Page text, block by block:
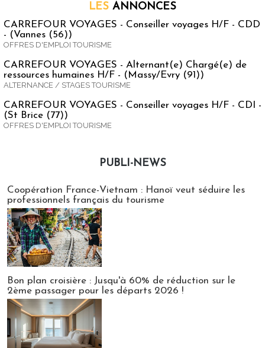
LES ANNONCES
CARREFOUR VOYAGES - Conseiller voyages H/F - CDD
- (Vannes (56))
OFFRES D'EMPLOI TOURISME
CARREFOUR VOYAGES - Alternant(e) Chargé(e) de
ressources humaines H/F - (Massy/Evry (91))
ALTERNANCE / STAGES TOURISME
CARREFOUR VOYAGES - Conseiller voyages H/F - CDI -
(St Brice (77))
OFFRES D'EMPLOI TOURISME
PUBLI-NEWS
Coopération France-Vietnam : Hanoï veut séduire les
professionnels français du tourisme
Bon plan croisière : Jusqu'à 60% de réduction sur le
2ème passager pour les départs 2026 !